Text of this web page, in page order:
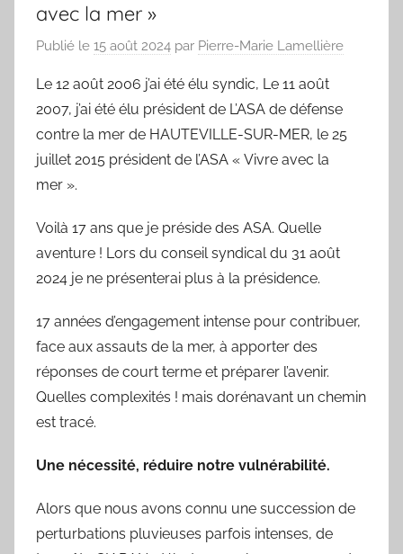
avec la mer »
Publié le 15 août 2024 par Pierre-Marie Lamellière
Le 12 août 2006 j’ai été élu syndic, Le 11 août
2007, j’ai été élu président de L’ASA de défense
contre la mer de HAUTEVILLE-SUR-MER, le 25
juillet 2015 président de l’ASA « Vivre avec la
mer ».
Voilà 17 ans que je préside des ASA. Quelle
aventure ! Lors du conseil syndical du 31 août
2024 je ne présenterai plus à la présidence.
17 années d’engagement intense pour contribuer,
face aux assauts de la mer, à apporter des
réponses de court terme et préparer l’avenir.
Quelles complexités ! mais dorénavant un chemin
est tracé.
Une nécessité, réduire notre vulnérabilité.
Alors que nous avons connu une succession de
perturbations pluvieuses parfois intenses, de